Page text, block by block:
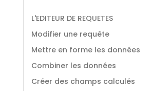
L'EDITEUR DE REQUETES
Modifier une requête
Mettre en forme les données
Combiner les données
Créer des champs calculés